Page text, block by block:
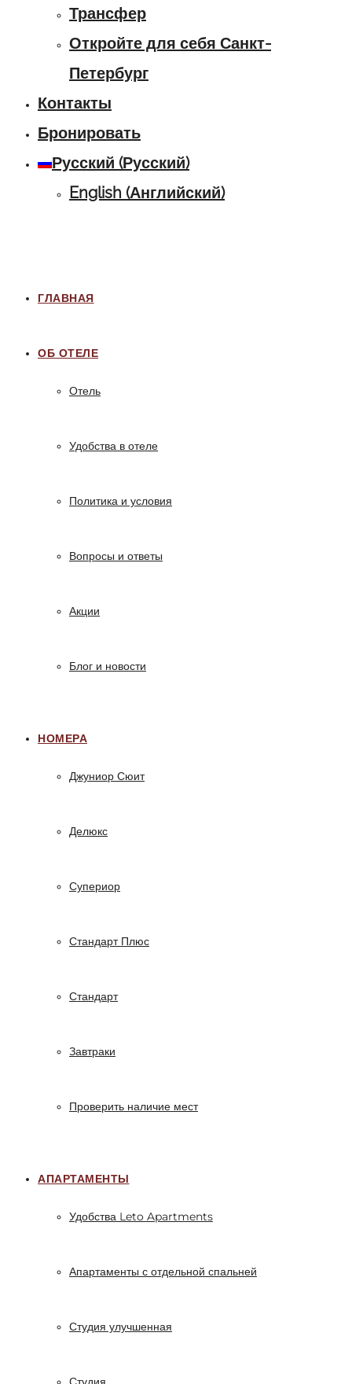
Трансфер
Откройте для себя Санкт-
Петербург
Контакты
Бронировать
Русский (Русский)
English (Английский)
ГЛАВНАЯ
ОБ ОТЕЛЕ
Отель
Удобства в отеле
Политика и условия
Вопросы и ответы
Акции
Блог и новости
НОМЕРА
Джуниор Сюит
Делюкс
Супериор
Стандарт Плюс
Стандарт
Завтраки
Проверить наличие мест
АПАРТАМЕНТЫ
Удобства Leto Apartments
Апартаменты с отдельной спальней
Студия улучшенная